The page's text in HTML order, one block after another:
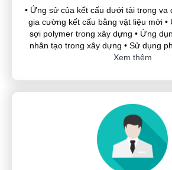
• Ứng sử của kết cấu dưới tải trọng va
gia cường kết cấu bằng vật liệu mới •
sợi polymer trong xây dựng • Ứng
nhân tạo trong xây dựng • Sử dụng
Xem thêm